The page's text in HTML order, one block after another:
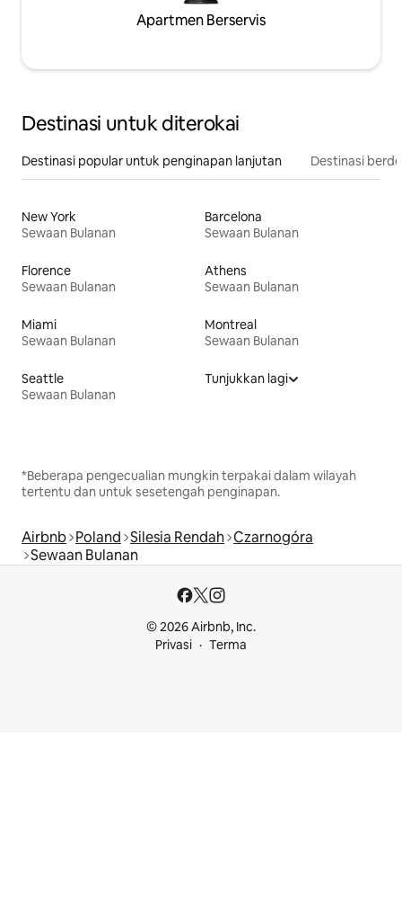
Apartmen Berservis
Destinasi untuk diterokai
Destinasi popular untuk penginapan lanjutan Destinasi
New York
Sewaan Bulanan
Barcelona
Sewaan Bulanan
Florence
Sewaan Bulanan
Athens
Sewaan Bulanan
Miami
Sewaan Bulanan
Montreal
Sewaan Bulanan
Seattle
Sewaan Bulanan
Tunjukkan lagi
*Beberapa pengecualian mungkin terpakai dalam wilayah
tertentu dan untuk sesetengah penginapan.
Airbnb Poland Silesia Rendah Czarnogóra
Sewaan Bulanan
© 2026 Airbnb, Inc.
Privasi
Terma